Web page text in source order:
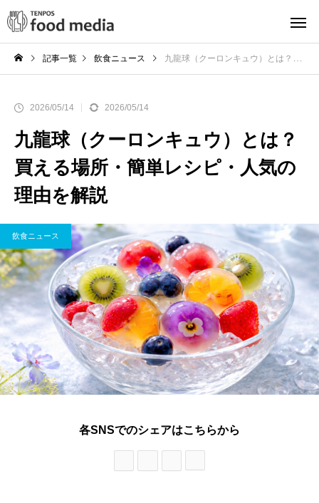
記事一覧 飲食ニュース 九龍球（クーロンキュウ）とは？買える場所・簡単レシピ・人気の理由を解説
2026/05/14 2026/05/14
九龍球（クーロンキュウ）とは？
買える場所・簡単レシピ・人気の
理由を解説
飲食ニュース
各SNSでのシェアはこちらから